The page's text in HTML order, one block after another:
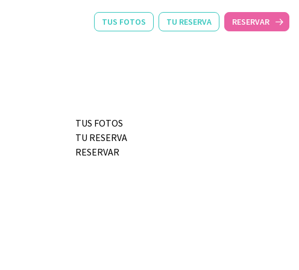
TUS FOTOS TU RESERVA RESERVAR
TUS FOTOS
TU RESERVA
RESERVAR